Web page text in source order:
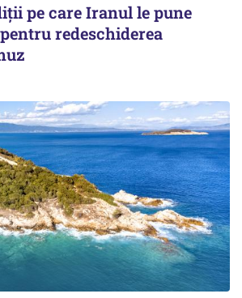
pe care Iranul le pune
redeschiderea